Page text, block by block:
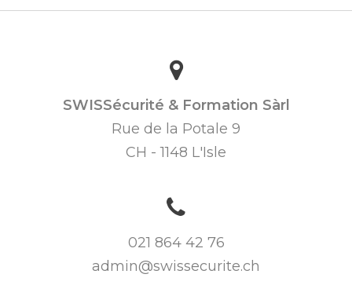
SWISSécurité & Formation Sàrl
Rue de la Potale 9
CH - 1148 L'Isle
021 864 42 76
admin@swissecurite.ch